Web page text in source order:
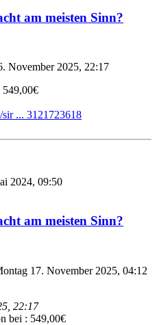
am meisten Sinn?
November 2025, 22:17
549,00€
sir ... 3121723618
2024, 09:50
am meisten Sinn?
17. November 2025, 04:12
22:17
bei : 549,00€